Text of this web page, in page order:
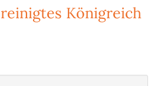
Königreich